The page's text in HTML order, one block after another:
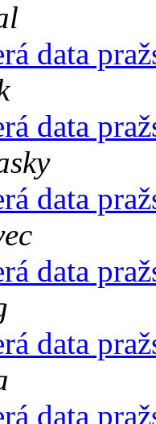
data
data
data
data
data
data